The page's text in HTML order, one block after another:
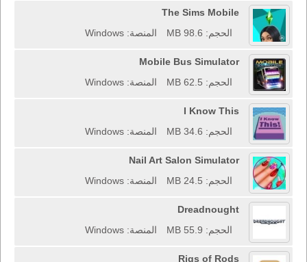
The Sims Mobile
الحجم: 98.6 MB
المنصة: Windows
Mobile Bus Simulator
الحجم: 62.5 MB
المنصة: Windows
I Know This
الحجم: 34.6 MB
المنصة: Windows
Nail Art Salon Simulator
الحجم: 24.5 MB
المنصة: Windows
Dreadnought
الحجم: 55.9 MB
المنصة: Windows
Rigs of Rods